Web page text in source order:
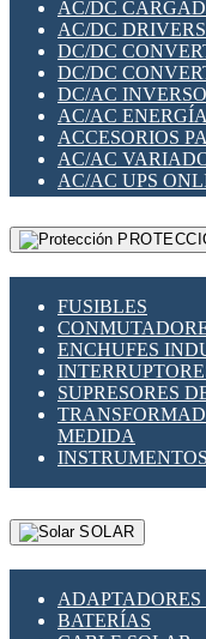
TARJETAS PI
UNIÓN Y
SWITCHES Y
SOLUCIONES
SOLUCIONES
SOLUCIONES
SEGURIDAD
SWITCHES LAN
TELEFONÍA IP
VIGILANCIA IP
MESHTASTIC
AC/DC
AC/DC
DC/DC
DC/DC
DC/AC
AC/AC
ACCESORIOS
AC/AC
AC/AC UPS
FUSIBLES
ENCHUFES
SUPRESORES
MEDIDA
SOLAR
ADAPTADORES
BATERÍAS